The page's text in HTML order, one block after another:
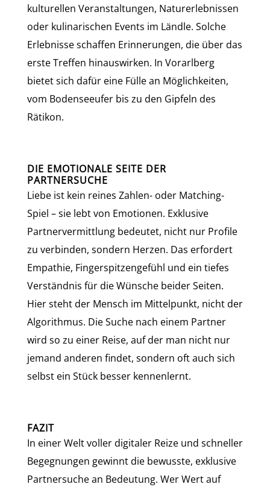
kulturellen Veranstaltungen, Naturerlebnissen
oder kulinarischen Events im Ländle. Solche
Erlebnisse schaffen Erinnerungen, die über das
erste Treffen hinauswirken. In Vorarlberg
bietet sich dafür eine Fülle an Möglichkeiten,
vom Bodenseeufer bis zu den Gipfeln des
Rätikon.
DIE EMOTIONALE SEITE DER
PARTNERSUCHE
Liebe ist kein reines Zahlen- oder Matching-
Spiel – sie lebt von Emotionen. Exklusive
Partnervermittlung bedeutet, nicht nur Profile
zu verbinden, sondern Herzen. Das erfordert
Empathie, Fingerspitzengefühl und ein tiefes
Verständnis für die Wünsche beider Seiten.
Hier steht der Mensch im Mittelpunkt, nicht der
Algorithmus. Die Suche nach einem Partner
wird so zu einer Reise, auf der man nicht nur
jemand anderen findet, sondern oft auch sich
selbst ein Stück besser kennenlernt.
FAZIT
In einer Welt voller digitaler Reize und schneller
Begegnungen gewinnt die bewusste, exklusive
Partnersuche an Bedeutung. Wer Wert auf